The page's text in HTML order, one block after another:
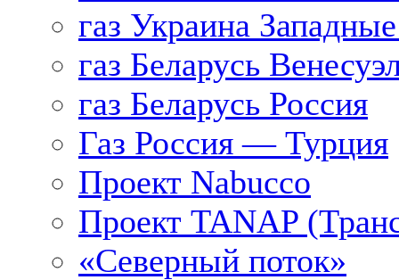
газ Украина
газ Беларусь
газ Беларусь Россия
Газ Россия — Турция
Проект Nabucco
Проект TANAP
«Северный поток»